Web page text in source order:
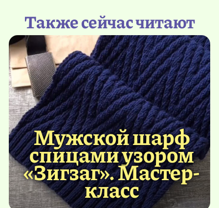
Также сейчас читают
Мужской шарф
спицами узором
«Зигзаг». Мастер-
класс